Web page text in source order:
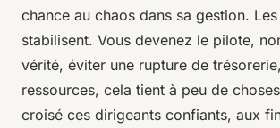
chance au chaos dans sa gestion.
stabilisent. Vous devenez le pilote,
vérité, éviter une rupture de
ressources, cela tient à peu de
croisé ces dirigeants confiants, aux